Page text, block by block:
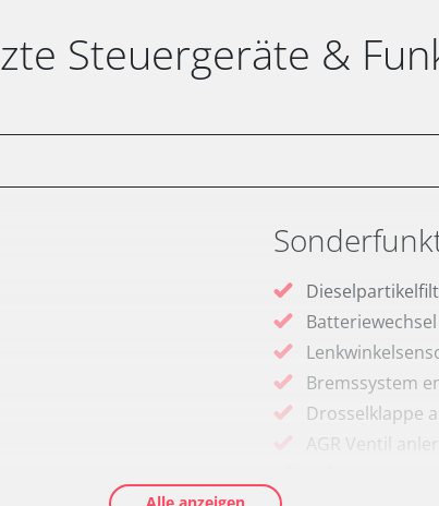
Steuergeräte &
Batteriewechsel
Bremssystem
Drosselklappe
AGR Ventil